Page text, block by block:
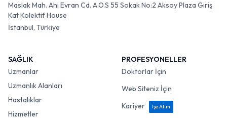
Maslak Mah. Ahi Evran Cd. A.O.S 55 Sokak No:2 Aksoy Plaza Giriş
Kat Kolektif House
İstanbul, Türkiye
SAĞLIK
Uzmanlar
Uzmanlık Alanları
Hastalıklar
Hizmetler
PROFESYONELLER
Doktorlar İçin
Web Siteniz İçin
Kariyer
İşe Alım